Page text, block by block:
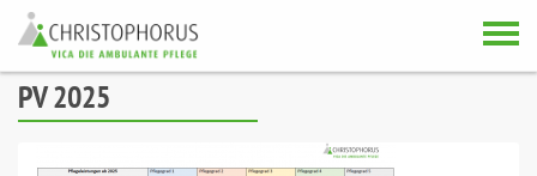
Skip to content
PV 2025